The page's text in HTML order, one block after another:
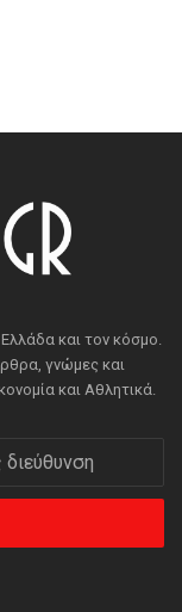
και τον κόσμο.
γνώμες και
και Αθλητικά.